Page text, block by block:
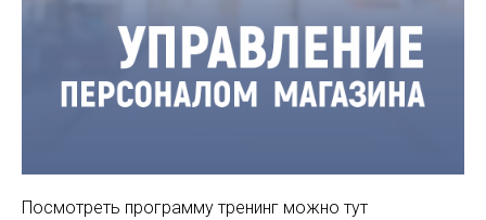
Посмотреть программу тренинг можно тут